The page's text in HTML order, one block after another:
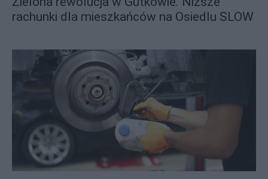
rachunki dla mieszkańców na Osiedlu SLOW